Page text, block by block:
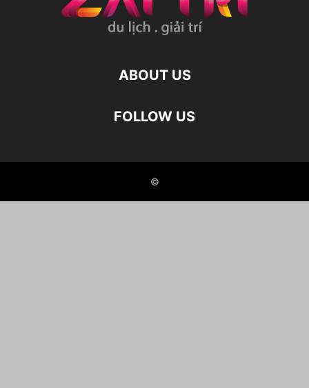
ABOUT US
FOLLOW US
©